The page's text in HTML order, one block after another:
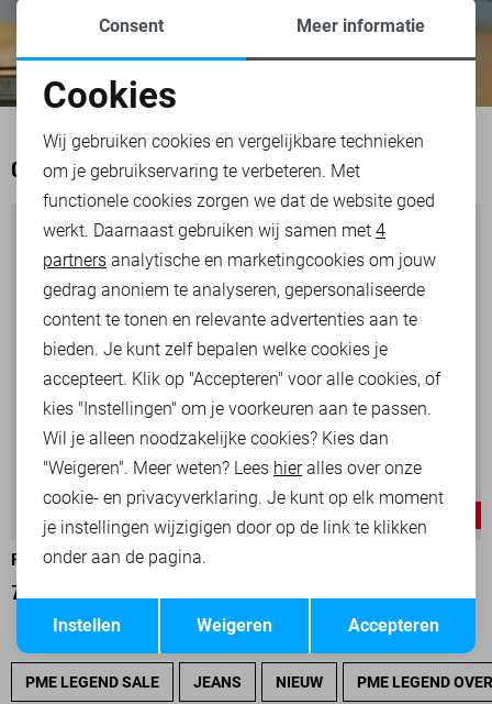
OOK HET BEKIJKEN WAARD
PME LEGEND SWEATER
75,00 99,99 75,00 99,99
PME LEGEND SALE JEANS NIEUW PME LEGEND
Noodzakelijke cookies
Personalisatie cookies
Analytische cookies
Marketing cookies
Opslaan
Consent Meer informatie
Cookies
Wij gebruiken cookies en vergelijkbare technieken
om je gebruikservaring te verbeteren. Met
functionele cookies zorgen we dat de website goed
werkt. Daarnaast gebruiken wij samen met 4
partners analytische en marketingcookies om jouw
gedrag anoniem te analyseren, gepersonaliseerde
content te tonen en relevante advertenties aan te
bieden. Je kunt zelf bepalen welke cookies je
accepteert. Klik op "Accepteren" voor alle cookies, of
kies "Instellingen" om je voorkeuren aan te passen.
Wil je alleen noodzakelijke cookies? Kies dan
"Weigeren". Meer weten? Lees hieralles over onze
cookie- en privacyverklaring. Je kunt op elk moment
je instellingen wijzigigen door op de link te klikken
onder aan de pagina.
Accepteren
Weigeren
Instellen